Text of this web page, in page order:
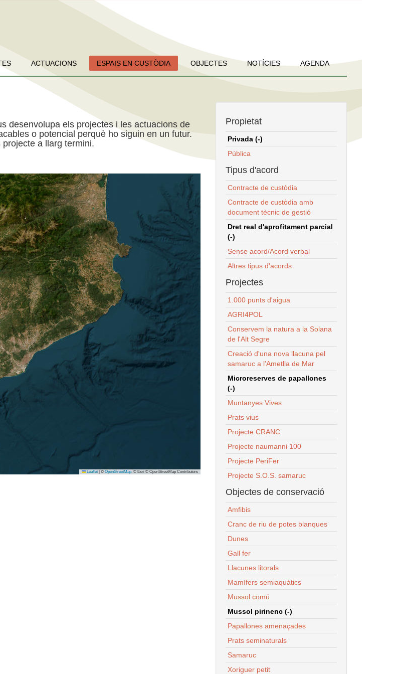
ACTUACIONS ESPAIS EN CUSTÒDIA OBJECTES NOTÍCIES AGENDA
desenvolupa els projectes i les actuacions de
o potencial perquè ho siguin en un futur.
a llarg termini.
Leaflet © OpenStreetMap, © Esri © OpenStreetMap Contributors
Propietat
Privada (-)
Pública
Tipus d'acord
Contracte de custòdia
Contracte de custòdia amb
document tècnic de gestió
Dret real d'aprofitament parcial
(-)
Sense acord/Acord verbal
Altres tipus d'acords
Projectes
1.000 punts d'aigua
AGRI4POL
Conservem la natura a la Solana
de l'Alt Segre
Creació d'una nova llacuna pel
samaruc a l'Ametlla de Mar
Microreserves de papallones
(-)
Muntanyes Vives
Prats vius
Projecte CRANC
Projecte naumanni 100
Projecte PeriFer
Projecte S.O.S. samaruc
Objectes de conservació
Amfibis
Cranc de riu de potes blanques
Dunes
Gall fer
Llacunes litorals
Mamífers semiaquàtics
Mussol comú
Mussol pirinenc (-)
Papallones amenaçades
Prats seminaturals
Samaruc
Xoriguer petit